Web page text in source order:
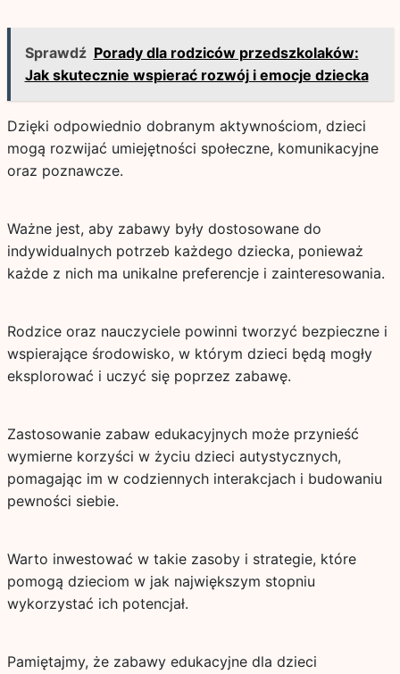
Sprawdź Porady dla rodziców przedszkolaków:
Jak skutecznie wspierać rozwój i emocje dziecka
Dzięki odpowiednio dobranym aktywnościom, dzieci
mogą rozwijać umiejętności społeczne, komunikacyjne
oraz poznawcze.
Ważne jest, aby zabawy były dostosowane do
indywidualnych potrzeb każdego dziecka, ponieważ
każde z nich ma unikalne preferencje i zainteresowania.
Rodzice oraz nauczyciele powinni tworzyć bezpieczne i
wspierające środowisko, w którym dzieci będą mogły
eksplorować i uczyć się poprzez zabawę.
Zastosowanie zabaw edukacyjnych może przynieść
wymierne korzyści w życiu dzieci autystycznych,
pomagając im w codziennych interakcjach i budowaniu
pewności siebie.
Warto inwestować w takie zasoby i strategie, które
pomogą dzieciom w jak największym stopniu
wykorzystać ich potencjał.
Pamiętajmy, że zabawy edukacyjne dla dzieci